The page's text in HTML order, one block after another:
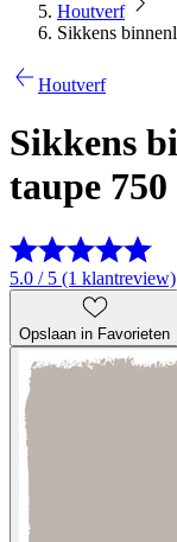
Houtverf
Sikkens
Houtverf
Sikkens
taupe
5.0 / 5 (1 klantreview)
Opslaan in Favorieten